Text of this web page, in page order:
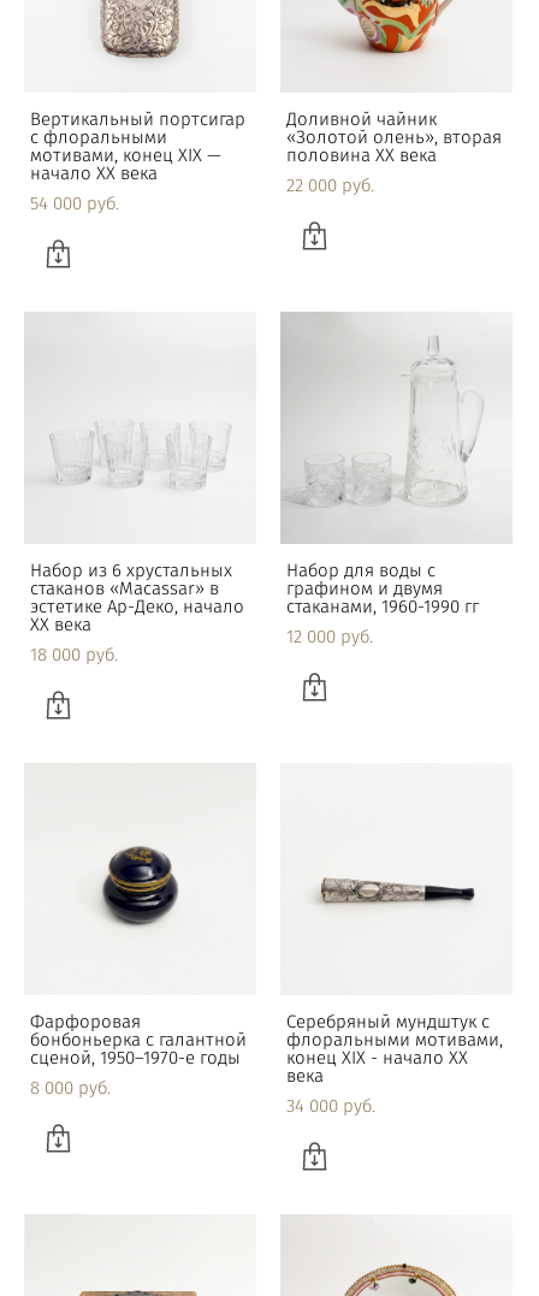
Вертикальный портсигар
с флоральными
мотивами, конец XIX —
начало XX века
54 000 pуб.
Доливной чайник
«Золотой олень», вторая
половина XX века
22 000 pуб.
Набор из 6 хрустальных
стаканов «Macassar» в
эстетике Ар-Деко, начало
XX века
18 000 pуб.
Набор для воды с
графином и двумя
стаканами, 1960-1990 гг
12 000 pуб.
Фарфоровая
бонбоньерка с галантной
сценой, 1950–1970-е годы
8 000 pуб.
Серебряный мундштук с
флоральными мотивами,
конец XIX - начало XX
века
34 000 pуб.